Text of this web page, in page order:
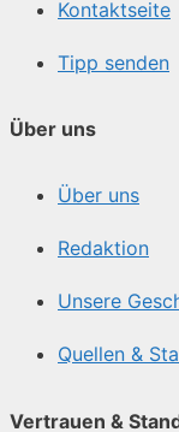
Kontaktseite
Tipp senden
Über uns
Über uns
Redaktion
Unsere
Quellen &
Vertrauen &